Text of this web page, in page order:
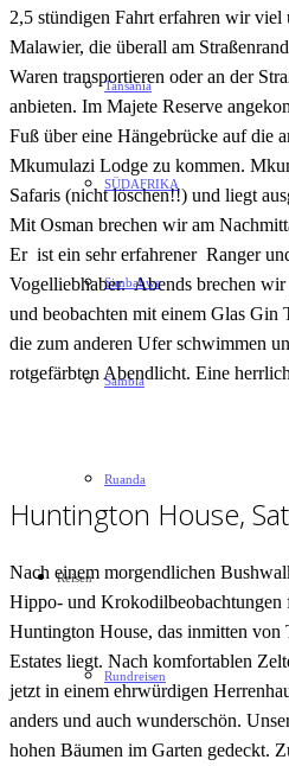
Tansania
SÜDAFRIKA
Simbabwe
Sambia
Ruanda
Reisen
Rundreisen
2,5 stündigen Fahrt erfahren wir
Malawier, die überall am
Waren transportieren oder an der
anbieten. Im Majete Reserve
Fuß über eine Hängebrücke auf die
Mkumulazi Lodge zu kommen.
Safaris (nicht löschen!!) und liegt
Mit Osman brechen wir am
Er ist ein sehr erfahrener Ranger
Vogelliebhaber. Abends brechen
und beobachten mit einem Glas Gin
die zum anderen Ufer schwimmen
rotgefärbten Abendlicht. Eine
Huntington House,
Nach einem morgendlichen
Hippo- und Krokodilbeobachtungen
Huntington House, das inmitten von
Estates liegt. Nach komfortablen
jetzt in einem ehrwürdigen
anders und auch wunderschön.
hohen Bäumen im Garten gedeckt.